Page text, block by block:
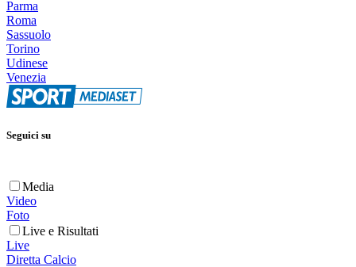
Parma
Roma
Sassuolo
Torino
Udinese
Venezia
Seguici su
Media
Video
Foto
Live e Risultati
Live
Diretta Calcio